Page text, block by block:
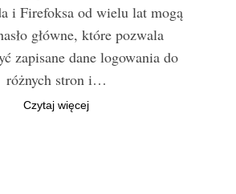
i Firefoksa od wielu lat mogą
główne, które pozwala
zapisane dane logowania do
różnych stron i…
Czytaj więcej